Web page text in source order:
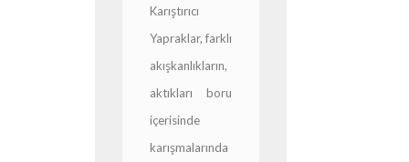
Karıştırıcı
Yapraklar, farklı
akışkanlıkların,
aktıkları boru
içerisinde
karışmalarında